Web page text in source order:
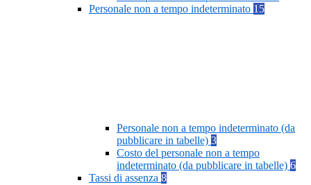
Personale non a tempo indeterminato 15
Personale non a tempo indeterminato (da
pubblicare in tabelle) 3
Costo del personale non a tempo
indeterminato (da pubblicare in tabelle) 6
Tassi di assenza 8